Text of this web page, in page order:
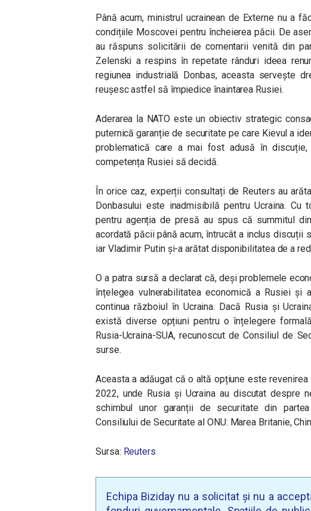
Până acum, ministrul ucrainean de Externe nu a
condițiile Moscovei pentru încheierea păcii. De
au răspuns solicitării de comentarii venită din
Zelenski a respins în repetate rânduri ideea
regiunea industrială Donbas, aceasta servește
reușesc astfel să împiedice înaintarea Rusiei.
Aderarea la NATO este un obiectiv strategic
puternică garanție de securitate pe care Kievul a
problematică care a mai fost adusă în
competența Rusiei să decidă.
În orice caz, experții consultați de Reuters au
Donbasului este inadmisibilă pentru Ucraina. Cu
pentru agenția de presă au spus că summitul
acordată păcii până acum, întrucât a inclus discuții
iar Vladimir Putin și-a arătat disponibilitatea de a
O a patra sursă a declarat că, deși problemele
înțelegea vulnerabilitatea economică a Rusiei și
continua războiul în Ucraina. Dacă Rusia și
există diverse opțiuni pentru o înțelegere
Rusia-Ucraina-SUA, recunoscut de Consiliul de
surse.
Aceasta a adăugat că o altă opțiune este
2022, unde Rusia și Ucraina au discutat despre
schimbul unor garanții de securitate din
Consiliului de Securitate al ONU: Marea Britanie,
Sursa: Reuters
Echipa Biziday nu a solicitat și nu a